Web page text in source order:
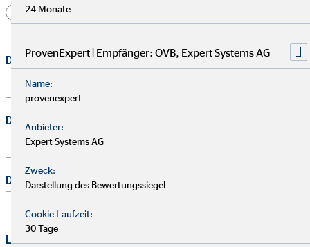
Herr
Dein vollständiger Name *
Deine E-Mail Adresse
Deine Telefonnummer
Link zu Deinem Business-Profil (Xing / LinkedIn / andere)
24 Monate
ProvenExpert | Empfänger: OVB, Expert Systems AG
Name:
provenexpert
Anbieter:
Expert Systems AG
Zweck:
Darstellung des Bewertungssiegel
Cookie Laufzeit:
30 Tage